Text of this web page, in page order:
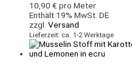
10,90 € pro Meter
Enthält 19% MwSt. DE
zzgl. Versand
Lieferzeit: ca. 1-2 Werktage